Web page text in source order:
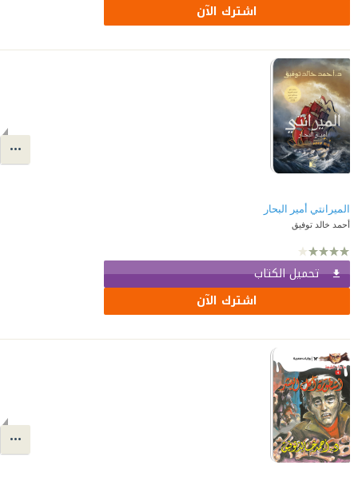
اشترك الآن
الميرانتي أمير البحار
أحمد خالد توفيق
تحميل الكتاب
اشترك الآن